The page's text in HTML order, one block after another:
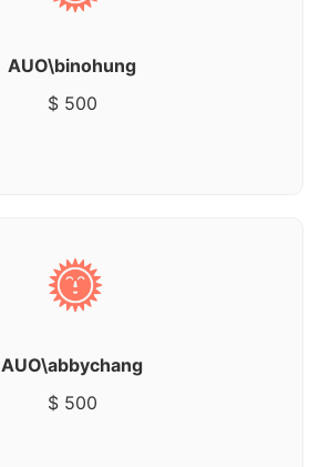
AUO\binohung
$ 500
AUO\abbychang
$ 500